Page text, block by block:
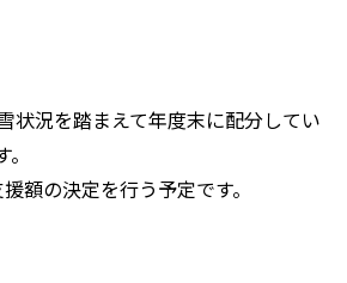
状況を踏まえて年度末に配分してい
額の決定を行う予定です。